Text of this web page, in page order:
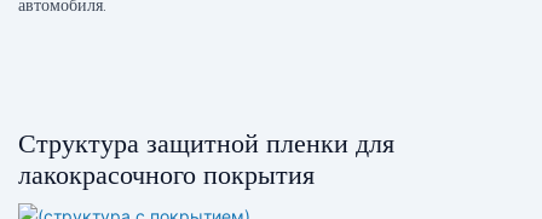
автомобиля.
Структура защитной пленки для
лакокрасочного покрытия